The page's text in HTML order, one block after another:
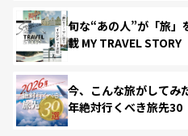
旬な“あの人”が「旅」
載 MY TRAVEL STORY
今、こんな旅がしてみ
年絶対行くべき旅先30